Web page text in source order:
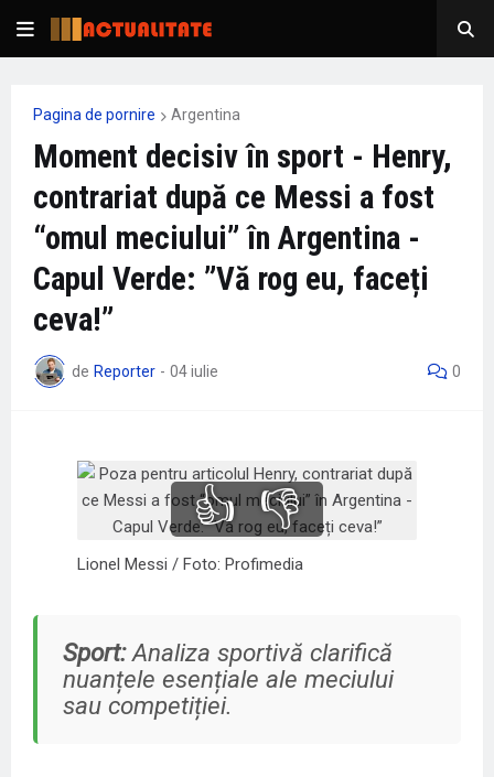
Pagina de pornire Argentina
Moment decisiv în sport - Henry,
contrariat după ce Messi a fost
“omul meciului” în Argentina -
Capul Verde: ”Vă rog eu, faceți
ceva!”
de Reporter - 04 iulie 0
👍 👎
Lionel Messi / Foto: Profimedia
Sport:Analiza sportivă clarifică
nuanțele esențiale ale meciului
sau competiției.